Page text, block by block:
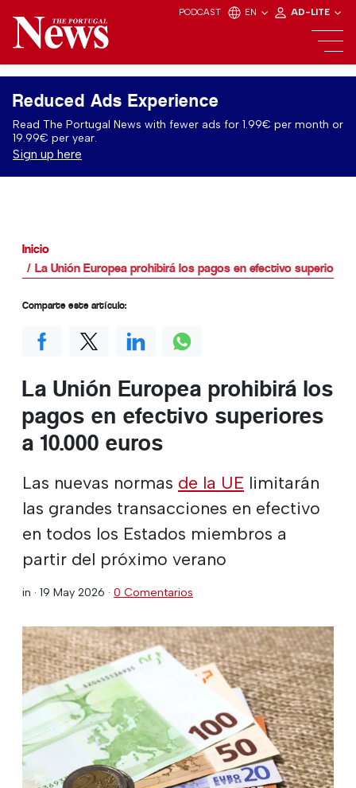
PODCAST EN AD-LITE
Reduced Ads Experience
Read The Portugal News with fewer ads for 1.99€ per month or
19.99€ per year.
Sign up here
Inicio
La Unión Europea prohibirá los pagos en efectivo superiores
La Unión Europea prohibirá los
pagos en efectivo superiores
a 10.000 euros
Las nuevas normas de la UE limitarán
las grandes transacciones en efectivo
en todos los Estados miembros a
partir del próximo verano
in · 19 May 2026 · 0 Comentarios
Comparte este artículo: